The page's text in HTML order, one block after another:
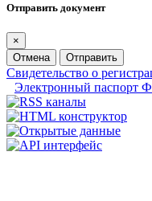
Отправить документ
×
Отмена
Отправить
Свидетельство о
Электронный